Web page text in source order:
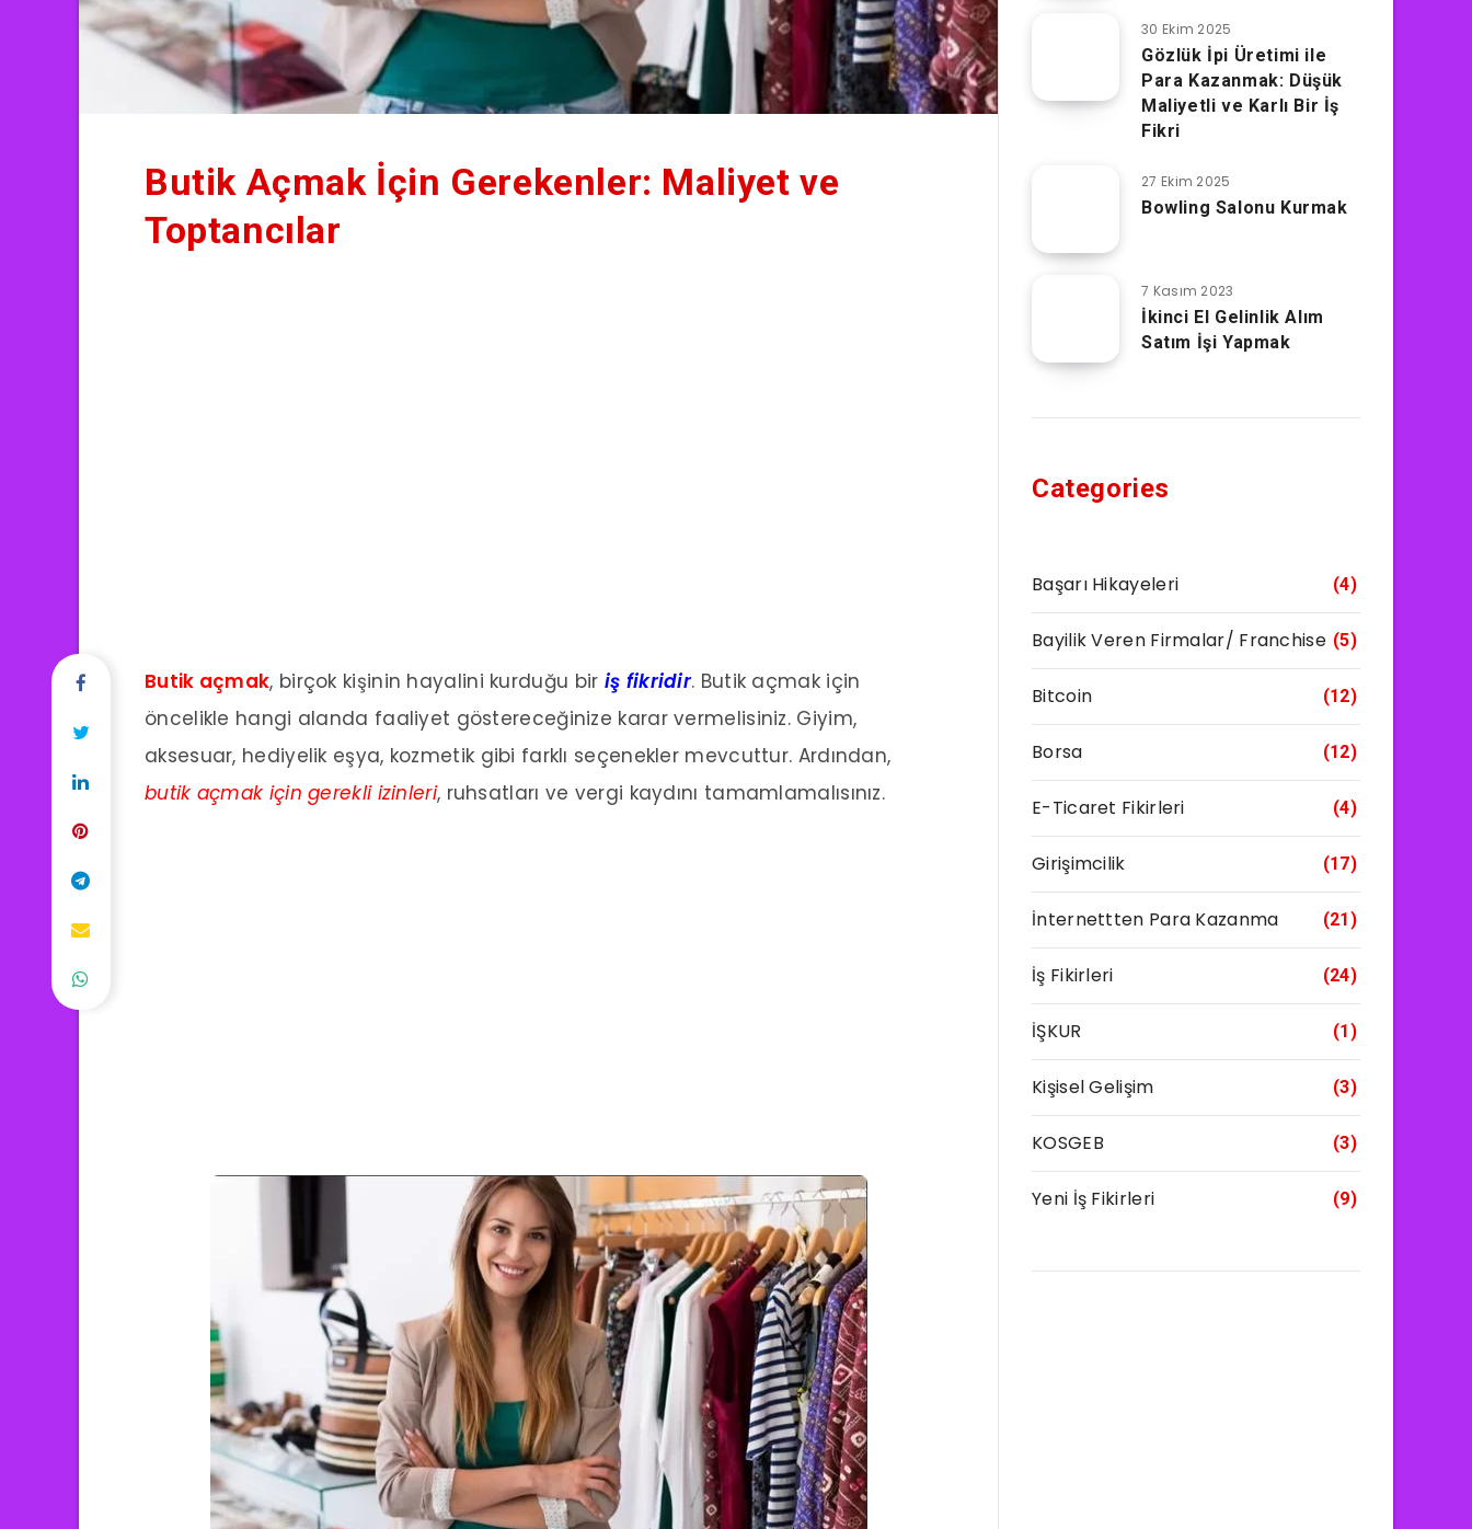
Butik Açmak İçin Gerekenler: Maliyet ve
Toptancılar
Butik açmak, birçok kişinin hayalini kurduğu bir iş fikridir. Butik açmak için
öncelikle hangi alanda faaliyet göstereceğinize karar vermelisiniz. Giyim,
aksesuar, hediyelik eşya, kozmetik gibi farklı seçenekler mevcuttur. Ardından,
butik açmak için gerekli izinleri, ruhsatları ve vergi kaydını tamamlamalısınız.
30 Ekim 2025
Gözlük İpi Üretimi ile
Para Kazanmak: Düşük
Maliyetli ve Karlı Bir İş
Fikri
27 Ekim 2025
Bowling Salonu Kurmak
7 Kasım 2023
İkinci El Gelinlik Alım
Satım İşi Yapmak
Categories
Başarı Hikayeleri (4)
Bayilik Veren Firmalar/ Franchise (5)
Bitcoin (12)
Borsa (12)
E-Ticaret Fikirleri (4)
Girişimcilik (17)
İnternettten Para Kazanma (21)
İş Fikirleri (24)
İŞKUR (1)
Kişisel Gelişim (3)
KOSGEB (3)
Yeni İş Fikirleri (9)